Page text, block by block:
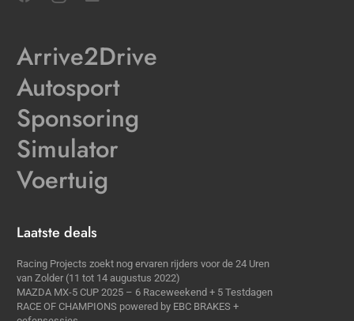
Arrive2Drive
Autosport
Sponsoring
Simulator
Voertuig
Laatste deals
Racing Projects zoekt nog ervaren rijders voor de 24 Uren
van Zolder (11 tot 14 augustus 2022)
MAZDA MX-5 CUP 2025 – 6 Raceweekend + 5 Testdagen
RACE OF CHAMPIONS powered by EBC BRAKES +